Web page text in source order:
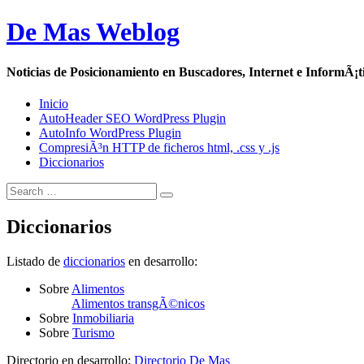
De Mas Weblog
Noticias de Posicionamiento en Buscadores, Internet e
Inicio
AutoHeader SEO WordPress Plugin
AutoInfo WordPress Plugin
CompresiÃ³n HTTP de ficheros html, .css y .js
Diccionarios
Diccionarios
Listado de diccionarios en desarrollo:
Sobre Alimentos
Alimentos transgÃ©nicos
Sobre Inmobiliaria
Sobre Turismo
Directorio en desarrollo: Directorio De Mas